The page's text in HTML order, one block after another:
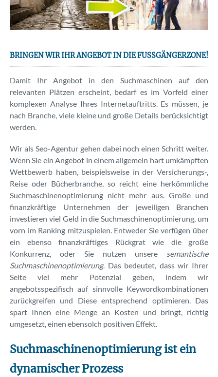
BRINGENWIRIHRANGEBOTINDIEFUSSGÄNGERZONE!
Damit Ihr Angebot in den Suchmaschinen auf den
relevanten Plätzen erscheint, bedarf es im Vorfeld einer
komplexen Analyse Ihres Internetauftritts. Es müssen, je
nach Branche, viele kleine und große Details berücksichtigt
werden.
Wir als Seo-Agentur gehen dabei noch einen Schritt weiter.
Wenn Sie ein Angebot in einem allgemein hart umkämpften
Wettbewerb haben, beispielsweise in der Versicherungs-,
Reise oder Bücherbranche, so reicht eine herkömmliche
Suchmaschinenoptimierung nicht mehr aus. Große und
finanzkräftige Unternehmen der jeweiligen Branchen
investieren viel Geld in die Suchmaschinenoptimierung, um
vorn im Ranking mitzuspielen. Entweder Sie verfügen über
ein ebenso finanzkräftiges Rückgrat wie die große
Konkurrenz, oder Sie nutzen unsere
semantische
Suchmaschinenoptimierung. Das bedeutet, dass wir Ihrer
Seite viel mehr Potenzial geben, indem wir
angebotsspezifisch auf sinnvolle Keywordkombinationen
zurückgreifen und Diese entsprechend optimieren. Das
spart Ihnen eine Menge an Kosten und bringt, richtig
umgesetzt, einen ebensolch positiven Effekt.
Suchmaschinenoptimierung ist ein
dynamischer Prozess